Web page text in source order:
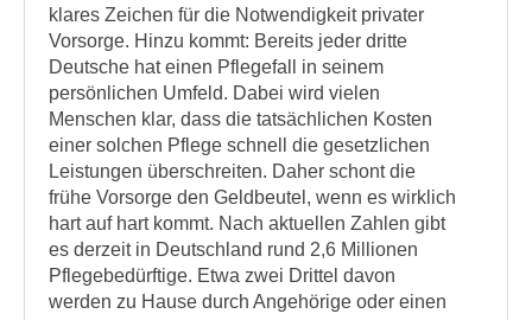
klares Zeichen für die Notwendigkeit privater
Vorsorge. Hinzu kommt: Bereits jeder dritte
Deutsche hat einen Pflegefall in seinem
persönlichen Umfeld. Dabei wird vielen
Menschen klar, dass die tatsächlichen Kosten
einer solchen Pflege schnell die gesetzlichen
Leistungen überschreiten. Daher schont die
frühe Vorsorge den Geldbeutel, wenn es wirklich
hart auf hart kommt. Nach aktuellen Zahlen gibt
es derzeit in Deutschland rund 2,6 Millionen
Pflegebedürftige. Etwa zwei Drittel davon
werden zu Hause durch Angehörige oder einen